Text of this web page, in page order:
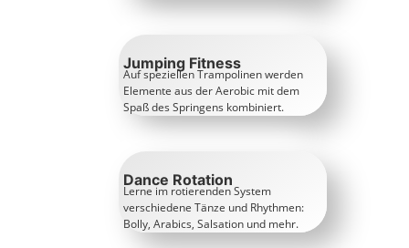
Jumping Fitness
Auf speziellen Trampolinen werden
Elemente aus der Aerobic mit dem
Spaß des Springens kombiniert.
Dance Rotation
Lerne im rotierenden System
verschiedene Tänze und Rhythmen:
Bolly, Arabics, Salsation und mehr.